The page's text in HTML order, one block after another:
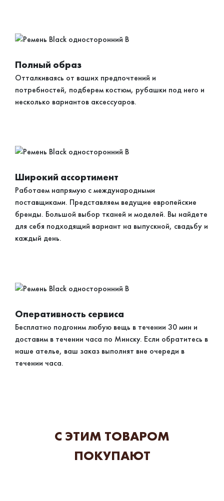
Полный образ
Отталкиваясь от ваших предпочтений и
потребностей, подберем костюм, рубашки под него и
несколько вариантов аксессуаров.
Широкий ассортимент
Работаем напрямую с международными
поставщиками. Представляем ведущие европейские
бренды. Большой выбор тканей и моделей. Вы найдете
для себя подходящий вариант на выпускной, свадьбу и
каждый день.
Оперативность сервиса
Бесплатно подгоним любую вещь в течении 30 мин и
доставим в течении часа по Минску. Если обратитесь в
наше ателье, ваш заказ выполнят вне очереди в
течении часа.
С ЭТИМ ТОВАРОМ
ПОКУПАЮТ